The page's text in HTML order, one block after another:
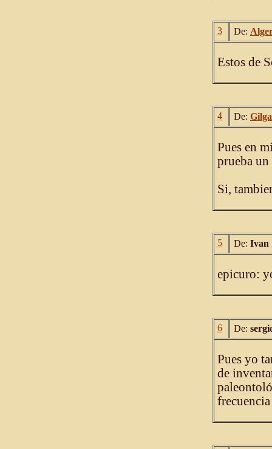
3 De:
Estos de
4 De:
Pues en
prueba un
Si,
5 De: Ivan
epicuro:
6 De:
Pues yo
de